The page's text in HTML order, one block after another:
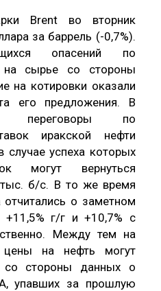
Brent во вторник
за баррель (-0,7%).
опасений по
на сырье со стороны
на котировки оказали
его предложения. В
переговоры по
иракской нефти
случае успеха которых
могут вернуться
б/с. В то же время
отчитались о заметном
г/г и +10,7% с
Между тем на
цены на нефть могут
со стороны данных о
упавших за прошлую